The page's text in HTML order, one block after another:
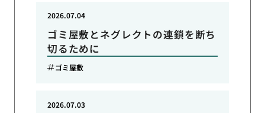
ゴミ屋敷とネグレクトの連鎖を断ち
切るために
2026.07.04
ゴミ屋敷
2026.07.03